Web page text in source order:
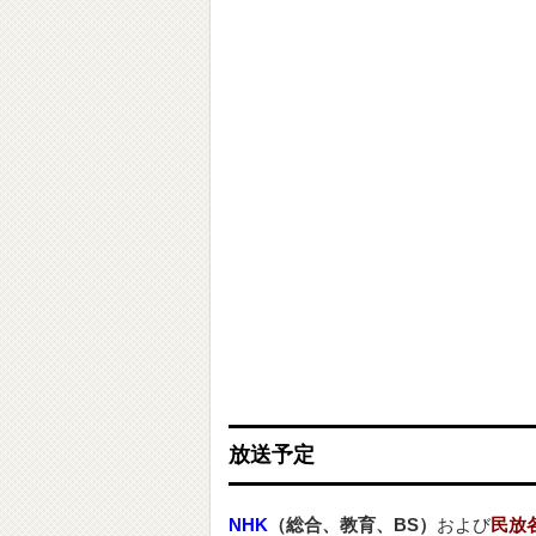
放送予定
NHK （総合、教育、BS） および民放